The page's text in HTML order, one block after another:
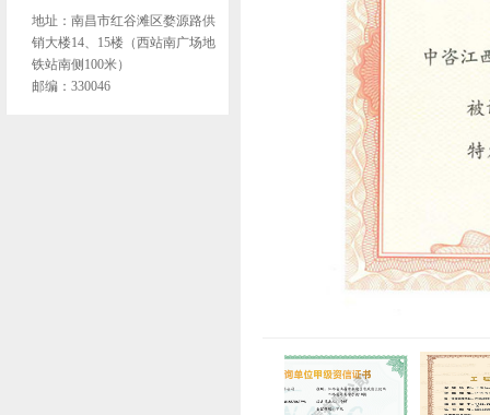
地址：南昌市红谷滩区婺源路供
销大楼14、15楼（西站南广场地
铁站南侧100米）
邮编：330046